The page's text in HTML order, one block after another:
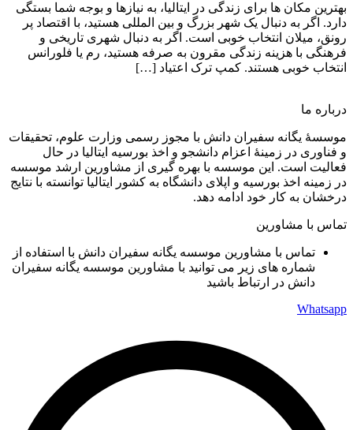
بهترین مکان ها برای زندگی در ایتالیا، به نیازها و بوجه شما بستگی
دارد. اگر به دنبال یک شهر بزرگ و بین المللی هستید، با اقتصاد پر
رونق، میلان انتخاب خوبی است. اگر به دنبال شهری تاریخی و
فرهنگی با هزینه زندگی مقرون به صرفه هستید، رم یا فلورانس
انتخاب خوبی هستند. کمپ ترک اعتیاد […]
درباره ما
موسسۀ یگانه سفیران دانش با مجوز رسمی وزارت علوم، تحقیقات
و فناوری در زمینۀ اعزام دانشجو و اخذ بورسیه ایتالیا در حال
فعالیت است. این موسسه با بهره گیری از مشاورین ارشد موسسه
در زمینه اخذ بورسیه و اپلای دانشگاه به کشور ایتالیا توانسته با نتایج
درخشان به کار خود ادامه دهد.
تماس با مشاورین
تماس با مشاورین موسسه یگانه سفیران دانش با استفاده از
شماره های زیر می توانید با مشاورین موسسه یگانه سفیران
دانش در ارتباط باشید
Whatsapp